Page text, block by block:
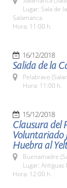
Lugar: Sala de
Salamanca
Hora: 11:00 h.
16/12/2018
Salida de la
Pelabravo
Hora: 11:00 h.
15/12/2018
Clausura del
Voluntariado
Huebra al
Buenamadre
Lugar: Antiguas
Hora: 12:00 h.